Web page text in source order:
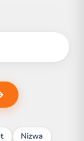
Nizwa